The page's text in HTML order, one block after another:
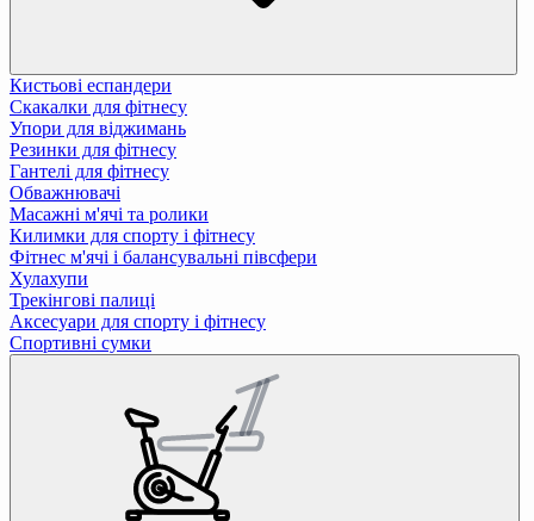
Кистьові еспандери
Скакалки для фітнесу
Упори для віджимань
Резинки для фітнесу
Гантелі для фітнесу
Обважнювачі
Масажні м'ячі та ролики
Килимки для спорту і фітнесу
Фітнес м'ячі і балансувальні півсфери
Хулахупи
Трекінгові палиці
Аксесуари для спорту і фітнесу
Спортивні сумки